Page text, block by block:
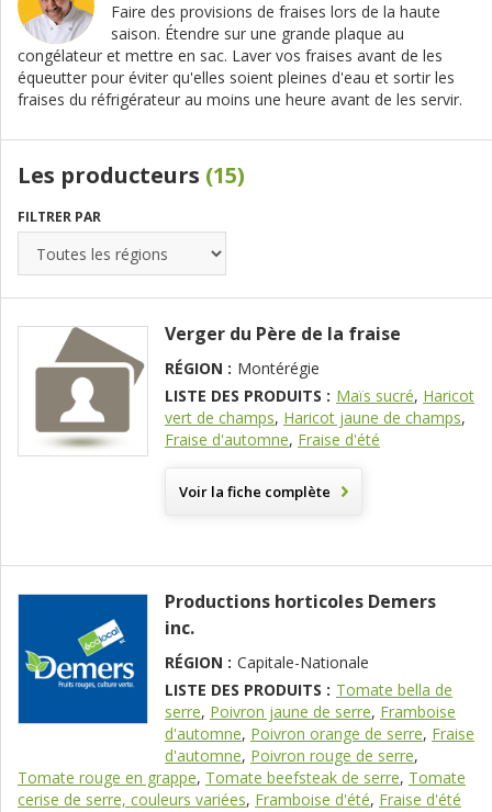
Faire des provisions de fraises lors de la haute
saison. Étendre sur une grande plaque au
congélateur et mettre en sac. Laver vos fraises avant de les
équeutter pour éviter qu'elles soient pleines d'eau et sortir les
fraises du réfrigérateur au moins une heure avant de les servir.
Les producteurs (15)
FILTRER PAR
Verger du Père de la fraise
RÉGION : Montérégie
LISTE DES PRODUITS : Maïs sucré, Haricot
vert de champs, Haricot jaune de champs,
Fraise d'automne, Fraise d'été
Voir la fiche complète
Productions horticoles Demers
inc.
RÉGION : Capitale-Nationale
LISTE DES PRODUITS : Tomate bella de
serre, Poivron jaune de serre, Framboise
d'automne, Poivron orange de serre, Fraise
d'automne, Poivron rouge de serre,
Tomate rouge en grappe, Tomate beefsteak de serre, Tomate
cerise de serre, couleurs variées, Framboise d'été, Fraise d'été